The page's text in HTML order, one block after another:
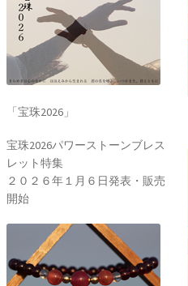
「宝珠2026」
宝珠2026パワーストーンブレス
レット特集
２０２６年１月６日発表・販売
開始